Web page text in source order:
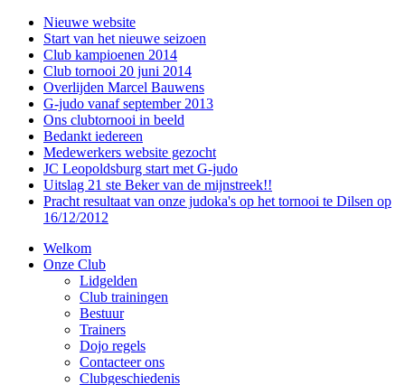
Nieuwe website
Start van het nieuwe seizoen
Club kampioenen 2014
Club tornooi 20 juni 2014
Overlijden Marcel Bauwens
G-judo vanaf september 2013
Ons clubtornooi in beeld
Bedankt iedereen
Medewerkers website gezocht
JC Leopoldsburg start met G-judo
Uitslag 21 ste Beker van de mijnstreek!!
Pracht resultaat van onze judoka's op het tornooi te Dilsen op
16/12/2012
Welkom
Onze Club
Lidgelden
Club trainingen
Bestuur
Trainers
Dojo regels
Contacteer ons
Clubgeschiedenis